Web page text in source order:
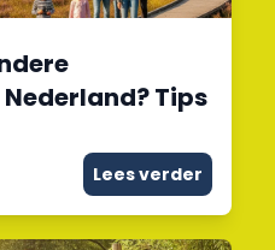
Tips
Lees verder